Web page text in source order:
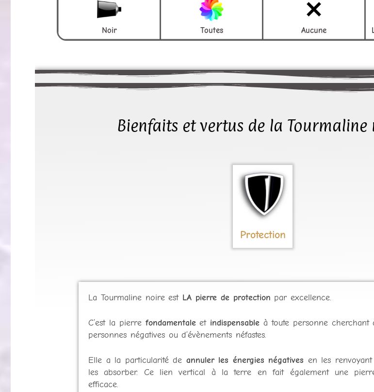
Noir Toutes Aucune
Bienfaits et vertus de la Tourmaline
Protection
La Tourmaline noire est LA pierre de protection par excellence.
C’est la pierre fondamentaleet indispensable à toute personne cherchant
personnes négatives ou d’évènements néfastes.
Elle a la particularité de annuler les énergies négatives en les
les absorber. Ce lien vertical à la terre en fait également une
efficace.